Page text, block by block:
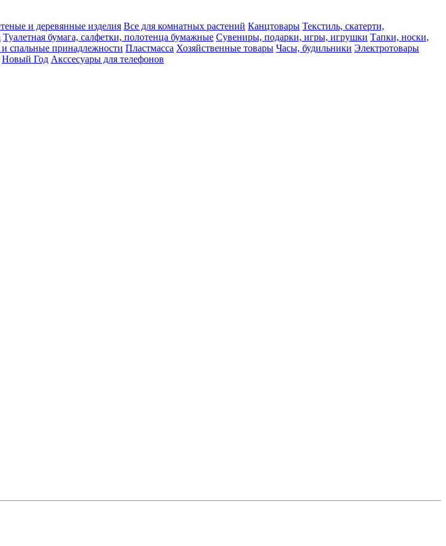
и деревянные изделия Все для комнатных растений Канцтовары Текстиль, скатерти,
Туалетная бумага, салфетки, полотенца бумажные Сувениры, подарки, игры, игрушки Тапки, носки,
и спальные принадлежности Пластмасса Хозяйственные товары Часы, будильники Электротовары
Новый Год Акссесуары для телефонов